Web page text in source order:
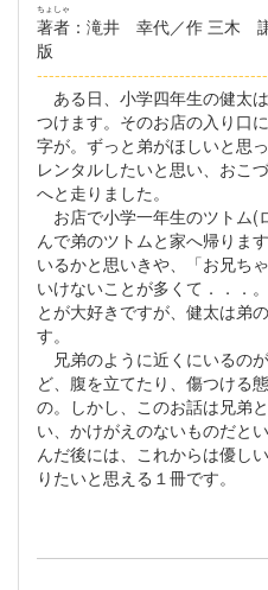
著者
ちょしゃ
：滝井 幸代／作 三木
版
ある日、小学四年生の健太
つけます。そのお店の入り口
字が。ずっと弟がほしいと思
レンタルしたいと思い、おこ
へと走りました。
お店で小学一年生のツトム(
んで弟のツトムと家へ帰りま
いるかと思いきや、「お兄ち
いけないことが多くて．．．
とが大好きですが、健太は弟
す。
兄弟のように近くにいるの
ど、腹を立てたり、傷つける
の。しかし、このお話は兄弟
い、かけがえのないものだと
んだ後には、これからは優し
りたいと思える１冊です。